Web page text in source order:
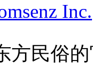
Inc.
方民俗